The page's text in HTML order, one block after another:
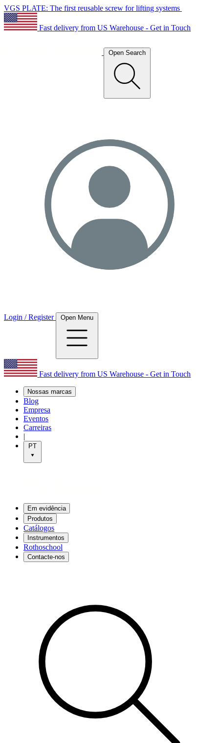
VGS PLATE: The first reusable screw for lifting systems
Fast delivery from US Warehouse - Get in Touch
Open Search
Login / Register Open Menu
Fast delivery from US Warehouse - Get in Touch
Nossas marcas
Blog
Empresa
Eventos
Carreiras
|
PT
Em evidência
Produtos
Catálogos
Instrumentos
Rothoschool
Contacte-nos